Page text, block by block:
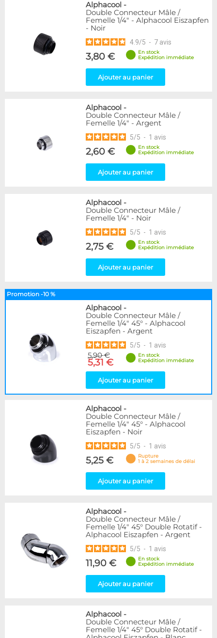
Alphacool -
Double Connecteur Mâle /
Femelle 1/4" - Alphacool Eiszapfen
- Noir
4.9/5 - 7 avis
3,80 €
En stock
Expédition immédiate
Ajouter au panier
Alphacool -
Double Connecteur Mâle /
Femelle 1/4" - Argent
5/5 - 1 avis
2,60 €
En stock
Expédition immédiate
Ajouter au panier
Alphacool -
Double Connecteur Mâle /
Femelle 1/4" - Noir
5/5 - 1 avis
2,75 €
En stock
Expédition immédiate
Ajouter au panier
Promotion -10 %
Alphacool -
Double Connecteur Mâle /
Femelle 1/4" 45° - Alphacool
Eiszapfen - Argent
5/5 - 1 avis
5,90 €
5,31 €
En stock
Expédition immédiate
Ajouter au panier
Alphacool -
Double Connecteur Mâle /
Femelle 1/4" 45° - Alphacool
Eiszapfen - Noir
5/5 - 1 avis
5,25 €
Rupture
1 à 2 semaines de délai
Ajouter au panier
Alphacool -
Double Connecteur Mâle /
Femelle 1/4" 45° Double Rotatif -
Alphacool Eiszapfen - Argent
5/5 - 1 avis
11,90 €
En stock
Expédition immédiate
Ajouter au panier
Alphacool -
Double Connecteur Mâle /
Femelle 1/4" 45° Double Rotatif -